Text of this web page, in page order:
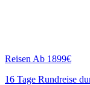
Reisen Ab 1899€
16 Tage Rundreise